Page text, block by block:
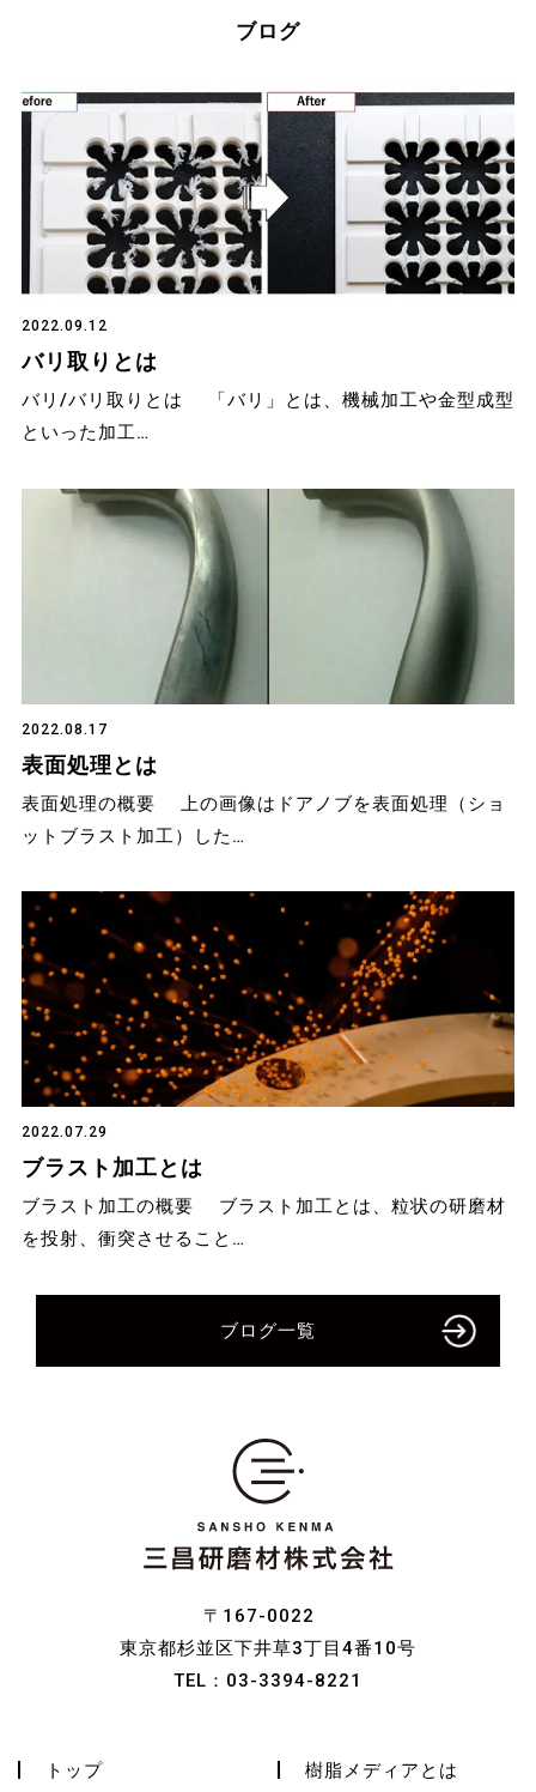
ブログ
2022.09.12
バリ取りとは
バリ/バリ取りとは 「バリ」とは、機械加工や金型成型
といった加工…
2022.08.17
表面処理とは
表面処理の概要 上の画像はドアノブを表面処理（ショ
ットブラスト加工）した…
2022.07.29
ブラスト加工とは
ブラスト加工の概要 ブラスト加工とは、粒状の研磨材
を投射、衝突させること…
ブログ一覧
〒167-0022
東京都杉並区下井草3丁目4番10号
TEL： 03-3394-8221
トップ 樹脂メディアとは